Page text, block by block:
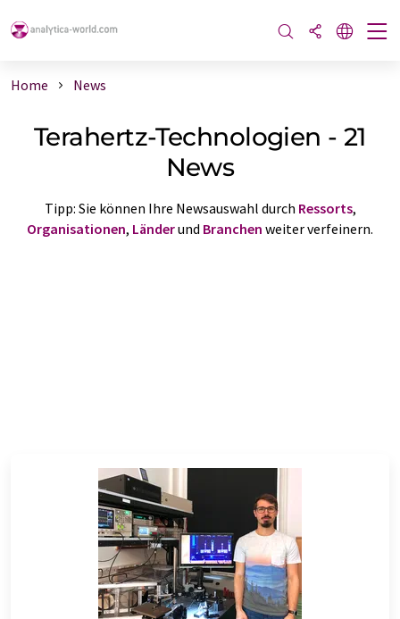
Home News
Terahertz-Technologien - 21
News
Tipp: Sie können Ihre Newsauswahl durch Ressorts,
Organisationen, Länderund Branchen weiter verfeinern.